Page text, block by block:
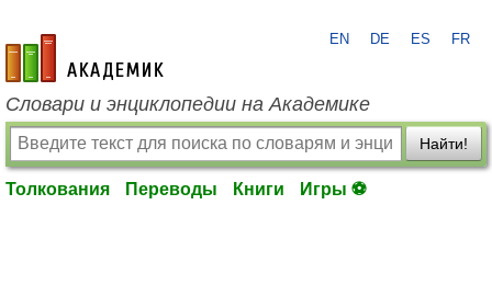
academic.ru
EN DE ES FR
Словари и энциклопедии на Академике
Найти!
Толкования Переводы Книги Игры ⚽